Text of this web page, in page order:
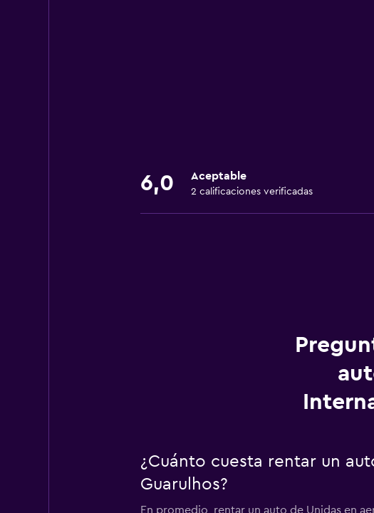
6,0 Aceptable
2 calificaciones verificadas
¿Cuánto cuesta rentar un
Guarulhos?
En promedio, rentar un auto de Unidas en